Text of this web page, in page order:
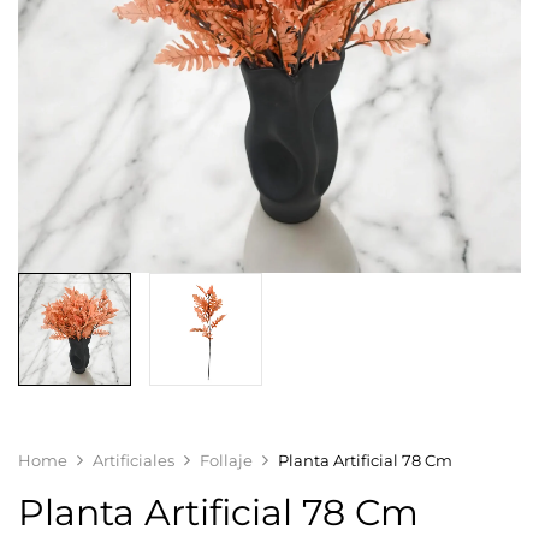
Home Artificiales Follaje Planta Artificial 78 Cm
Planta Artificial 78 Cm